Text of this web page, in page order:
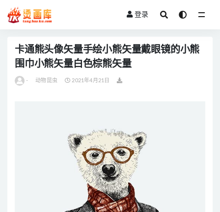
登录
卡通熊头像矢量手绘小熊矢量戴眼镜的小熊
围巾小熊矢量白色棕熊矢量
- 动物昆虫 2021年4月21日